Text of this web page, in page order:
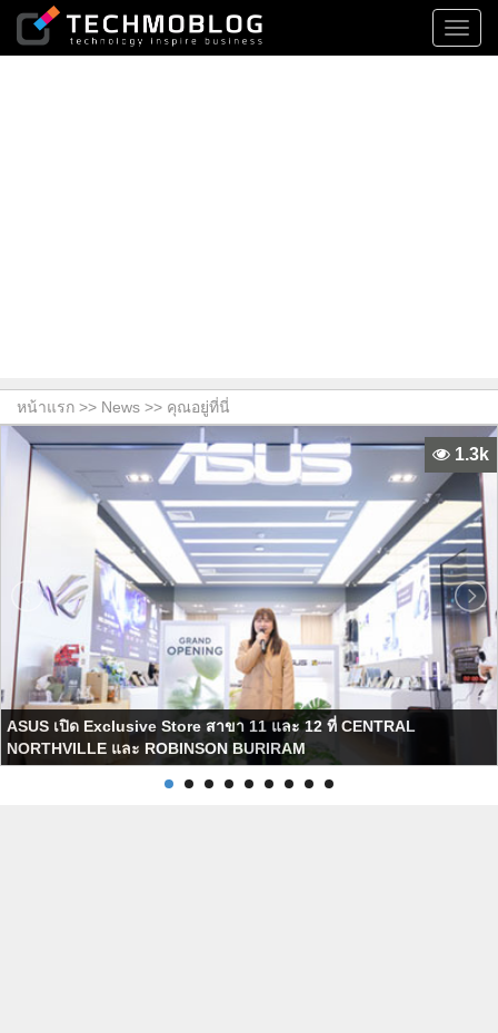
หน้าแรก >> News >> คุณอยู่ที่นี่
ASUS เปิด Exclusive Store สาขา 11 และ 12 ที่ CENTRAL
NORTHVILLE และ ROBINSON BURIRAM
1.3k